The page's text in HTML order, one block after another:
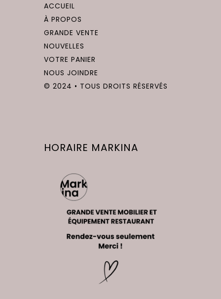
ACCUEIL
À PROPOS
GRANDE VENTE
NOUVELLES
VOTRE PANIER
NOUS JOINDRE
© 2024 • TOUS DROITS RÉSERVÉS
HORAIRE MARKINA